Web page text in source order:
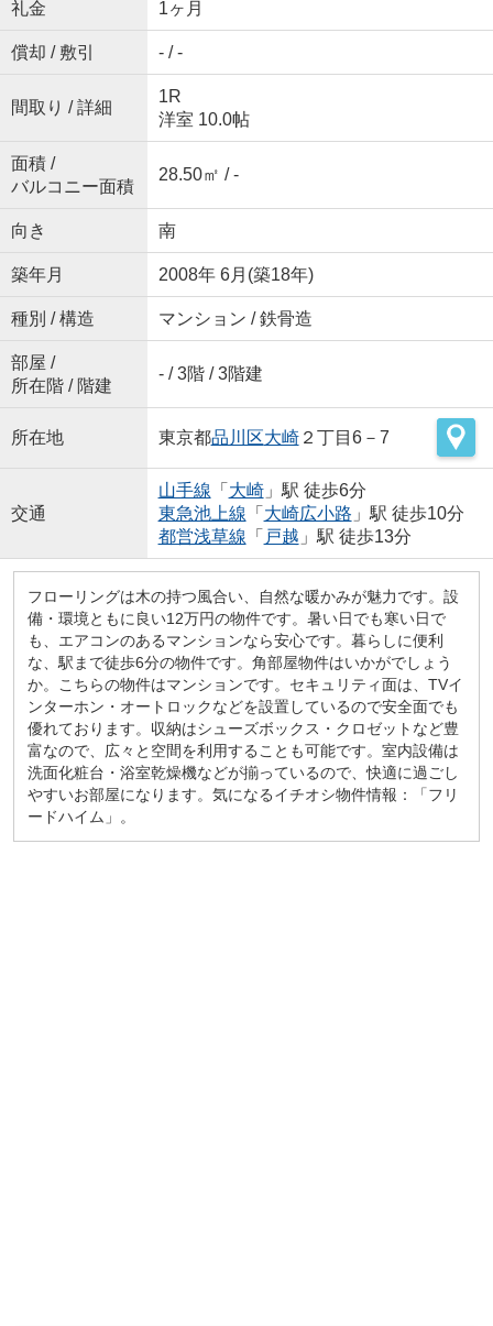
礼金 1ヶ月
償却 / 敷引 - / -
間取り / 詳細
1R
洋室 10.0帖
面積 /
バルコニー面積
28.50㎡ / -
向き 南
築年月 2008年 6月(築18年)
種別 / 構造 マンション / 鉄骨造
部屋 /
所在階 / 階建
- / 3階 / 3階建
所在地 東京都品川区大崎２丁目6－7
交通
山手線 「 大崎」駅 徒歩6分
東急池上線 「 大崎広小路 」駅 徒歩10分
都営浅草線 「 戸越 」駅 徒歩13分
フローリングは木の持つ風合い、自然な暖かみが魅力です。設
備・環境ともに良い12万円の物件です。暑い日でも寒い日で
も、エアコンのあるマンションなら安心です。暮らしに便利
な、駅まで徒歩6分の物件です。角部屋物件はいかがでしょう
か。こちらの物件はマンションです。セキュリティ面は、TVイ
ンターホン・オートロックなどを設置しているので安全面でも
優れております。収納はシューズボックス・クロゼットなど豊
富なので、広々と空間を利用することも可能です。室内設備は
洗面化粧台・浴室乾燥機などが揃っているので、快適に過ごし
やすいお部屋になります。気になるイチオシ物件情報：「フリ
ードハイム」。